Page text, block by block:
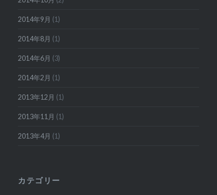
2014年9月 (1)
2014年8月 (1)
2014年6月 (3)
2014年2月 (1)
2013年12月 (1)
2013年11月 (1)
2013年4月 (1)
カテゴリー